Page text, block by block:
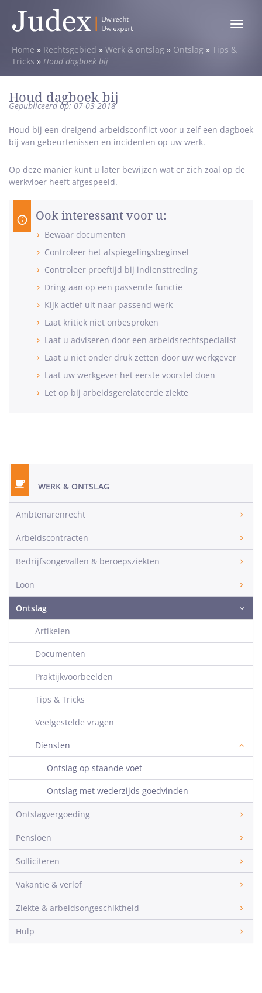
Toggle
Home » Rechtsgebied » Werk & ontslag » Ontslag » Tips &
Tricks » Houd dagboek bij
Houd dagboek bij
Gepubliceerd op: 07-03-2018
Houd bij een dreigend arbeidsconflict voor u zelf een dagboek
bij van gebeurtenissen en incidenten op uw werk.
Op deze manier kunt u later bewijzen wat er zich zoal op de
werkvloer heeft afgespeeld.
Ook interessant voor u:
Bewaar documenten
Controleer het afspiegelingsbeginsel
Controleer proeftijd bij indiensttreding
Dring aan op een passende functie
Kijk actief uit naar passend werk
Laat kritiek niet onbesproken
Laat u adviseren door een arbeidsrechtspecialist
Laat u niet onder druk zetten door uw werkgever
Laat uw werkgever het eerste voorstel doen
Let op bij arbeidsgerelateerde ziekte
WERK & ONTSLAG
Ambtenarenrecht
Arbeidscontracten
Bedrijfsongevallen & beroepsziekten
Loon
Ontslag
Artikelen
Documenten
Praktijkvoorbeelden
Tips & Tricks
Veelgestelde vragen
Diensten
Ontslag op staande voet
Ontslag met wederzijds goedvinden
Ontslagvergoeding
Pensioen
Solliciteren
Vakantie & verlof
Ziekte & arbeidsongeschiktheid
Hulp